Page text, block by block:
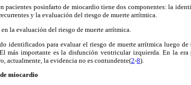
pacientes posinfarto de miocardio tiene dos componentes: la
y la evaluación del riesgo de muerte arrítmica.
la evaluación del riesgo de muerte arrítmica.
identificados para evaluar el riesgo de muerte arrítmica luego
más importante es la disfunción ventricular izquierda. En la
actualmente, la evidencia no es contundente(2-8).
miocardio